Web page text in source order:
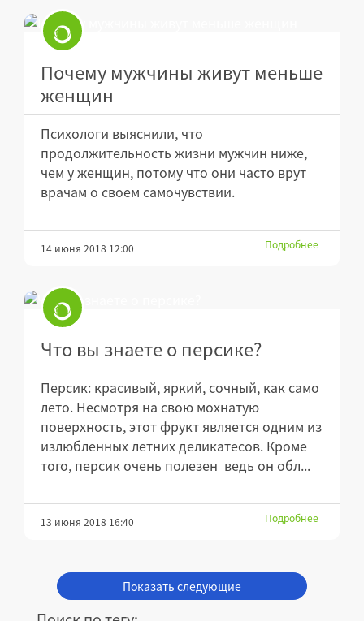
Почему мужчины живут меньше
женщин
Психологи выяснили, что
продолжительность жизни мужчин ниже,
чем у женщин, потому что они часто врут
врачам о своем самочувствии.
14 июня 2018 12:00 Подробнее
Что вы знаете о персике?
Персик: красивый, яркий, сочный, как само
лето. Несмотря на свою мохнатую
поверхность, этот фрукт является одним из
излюбленных летних деликатесов. Кроме
того, персик очень полезен ведь он обл...
13 июня 2018 16:40 Подробнее
Показать следующие